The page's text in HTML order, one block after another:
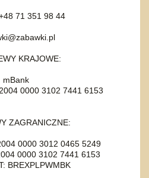
71 351 98 44
KRAJOWE:
mBank
0000 3102 7441 6153
ZAGRANICZNE:
0000 3012 0465 5249
0000 3102 7441 6153
BREXPLPWMBK